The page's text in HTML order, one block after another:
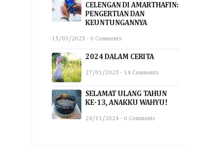
CELENGAN DI AMARTHAFIN:
PENGERTIAN DAN
KEUNTUNGANNYA
15/03/2025 - 0 Comments
2024 DALAM CERITA
27/01/2025 - 14 Comments
SELAMAT ULANG TAHUN
KE-13, ANAKKU WAHYU!
24/11/2024 - 0 Comments